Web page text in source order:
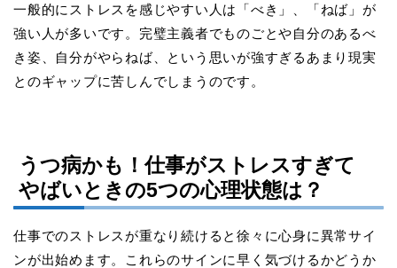
一般的にストレスを感じやすい人は「べき」、「ねば」が
強い人が多いです。完璧主義者でものごとや自分のあるべ
き姿、自分がやらねば、という思いが強すぎるあまり現実
とのギャップに苦しんでしまうのです。
うつ病かも！仕事がストレスすぎて
やばいときの5つの心理状態は？
仕事でのストレスが重なり続けると徐々に心身に異常サイ
ンが出始めます。これらのサインに早く気づけるかどうか